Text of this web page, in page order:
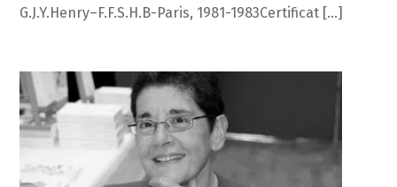
G.J.Y.Henry–F.F.S.H.B-Paris, 1981-1983Certificat […]